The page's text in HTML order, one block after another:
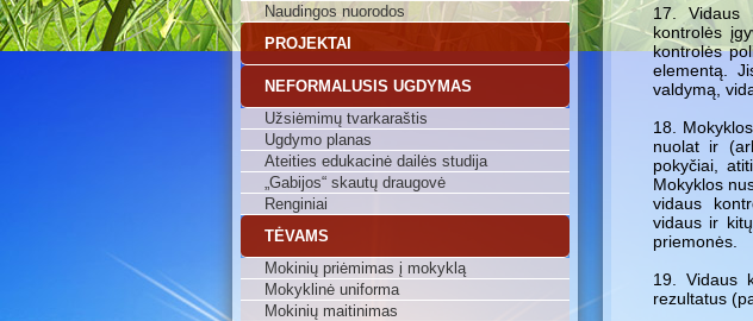
Naudingos nuorodos
PROJEKTAI
NEFORMALUSIS UGDYMAS
Užsiėmimų tvarkaraštis
Ugdymo planas
Ateities edukacinė dailės studija
„Gabijos“ skautų draugovė
Renginiai
TĖVAMS
Mokinių priėmimas į mokyklą
Mokyklinė uniforma
Mokinių maitinimas
17. Vidaus
kontrolės
kontrolės
elementą.
valdymą,
18.
nuolat ir
pokyčiai,
Mokyklos
vidaus
vidaus ir
priemonės.
19. Vidaus
rezultatus